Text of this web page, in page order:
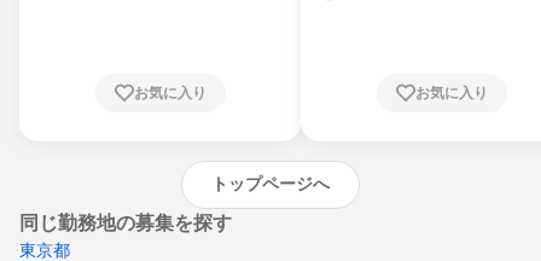
崎県、熊本県、大分県、宮崎県、鹿児島県、
お気に入り お気に入り
トップページへ
同じ勤務地の募集を探す
東京都